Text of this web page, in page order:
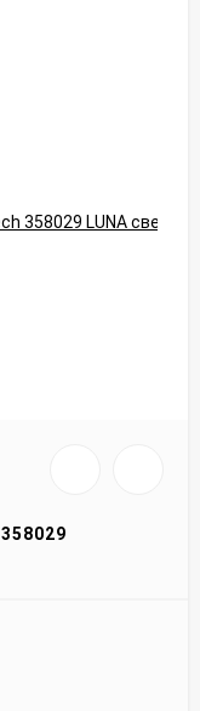
358029